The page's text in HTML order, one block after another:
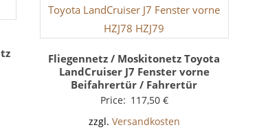
Fliegennetz / Moskitonetz Toyota
LandCruiser J7 Fenster vorne
Beifahrertür / Fahrertür
Price: 117,50 €
zzgl. Versandkosten